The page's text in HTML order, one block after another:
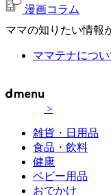
漫画コラム
ママの知りたい情報
ママテナについ
>
雑貨・日用品
食品・飲料
健康
ベビー用品
おでかけ